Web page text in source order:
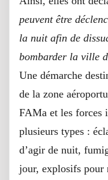
peuvent être
la nuit afin de
bombarder la ville
Une démarche
de la zone
FAMa et les forces
plusieurs types :
d’agir de nuit,
jour, explosifs pour